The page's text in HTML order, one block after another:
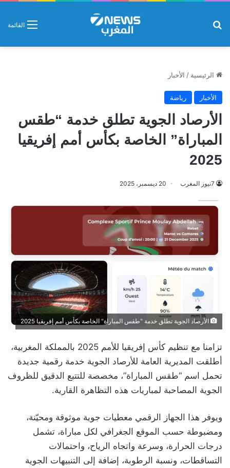
القائمة
الرئيسية / الأخبار
الأخبار رياضة
الأرصاد الجوية تطلق خدمة “طقس
المباراة” الخاصة بكأس أمم إفريقيا
2025
7نيوز المغرب 20 ديسمبر، 2025
الأرصاد الجوية تطلق خدمة "طقس المباراة" الخاصة بكأس أمم إفريقيا 2025
تزامنا مع تنظيم كأس إفريقيا للأمم 2025 بالمملكة المغربية،
أطلقت المديرية العامة للأرصاد الجوية خدمة رقمية جديدة
تحمل اسم “طقس المباراة”، مخصصة للتتبع الدقيق للظروف
الجوية المصاحبة لمباريات هذه التظاهرة القارية.
ويوفر هذا الجهاز الرقمي معطيات جوية موثوقة ومحيّنة،
ومضبوطة حسب الموقع الجغرافي لكل مباراة، تشمل
درجات الحرارة، وسرعة واتجاه الرياح، واحتمالات
التساقطات، ونسبة الرطوبة، إضافة إلى التنبيهات الجوية